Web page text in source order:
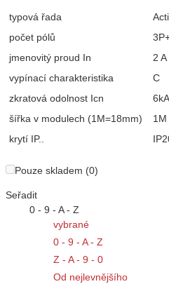
typová řada
počet pólů
jmenovitý proud In
2 A
vypínací charakteristika
C
zkratová odolnost Icn
šířka v modulech (1M=18mm)
krytí IP..
Pouze skladem (0)
Seřadit
0 - 9 - A - Z
vybrané
0 - 9 - A - Z
Z - A - 9 - 0
Od nejlevnějšího